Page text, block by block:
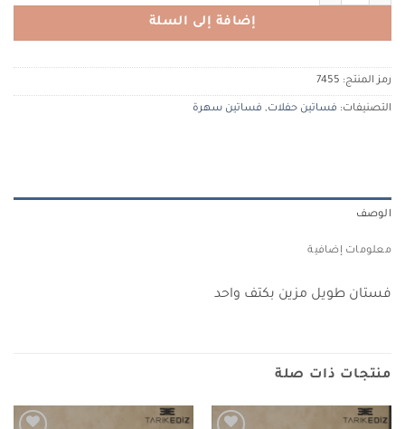
إضافة إلى السلة
رمز المنتج: 7455
التصنيفات: فساتين حفلات, فساتين سهرة
الوصف
معلومات إضافية
فستان طويل مزين بكتف واحد
منتجات ذات صلة